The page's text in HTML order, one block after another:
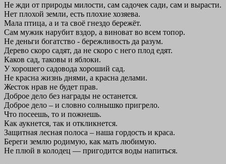
Не жди от природы милости, сам садочек сади, сам и вырасти.
Нет плохой земли, есть плохие хозяева.
Мала птица, а и та своё гнездо бережёт.
Сам мужик нарубит вздор, а виноват во всем топор.
Не деньги богатство - бережливость да разум.
Дерево скоро садят, да не скоро с него плод едят.
Каков сад, таковы и яблоки.
У хорошего садовода хороший сад.
Не красна жизнь днями, а красна делами.
Жесток нрав не будет прав.
Доброе дело без награды не останется.
Доброе дело – и словно солнышко пригрело.
Что посеешь, то и пожнешь.
Как аукнется, так и откликнется.
Защитная лесная полоса – наша гордость и краса.
Береги землю родимую, как мать любимую.
Не плюй в колодец — пригодится воды напиться.